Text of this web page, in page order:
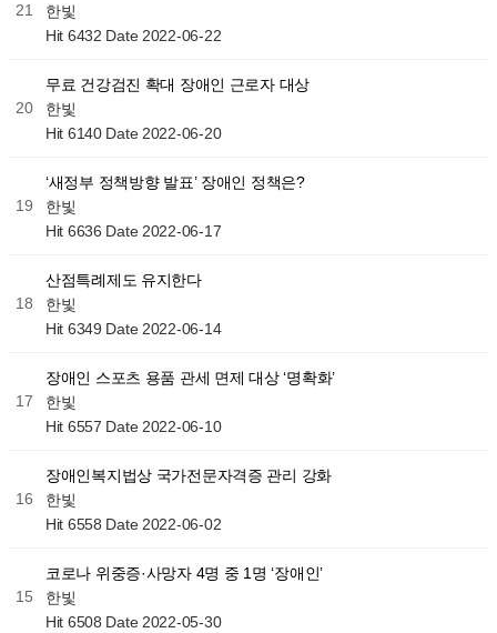
21
한빛
Hit 6432 Date 2022-06-22
20
무료 건강검진 확대 장애인 근로자 대상
한빛
Hit 6140 Date 2022-06-20
19
‘새정부 정책방향 발표’ 장애인 정책은?
한빛
Hit 6636 Date 2022-06-17
18
산점특례제도 유지한다
한빛
Hit 6349 Date 2022-06-14
17
장애인 스포츠 용품 관세 면제 대상 ‘명확화’
한빛
Hit 6557 Date 2022-06-10
16
장애인복지법상 국가전문자격증 관리 강화
한빛
Hit 6558 Date 2022-06-02
15
코로나 위중증·사망자 4명 중 1명 ‘장애인’
한빛
Hit 6508 Date 2022-05-30